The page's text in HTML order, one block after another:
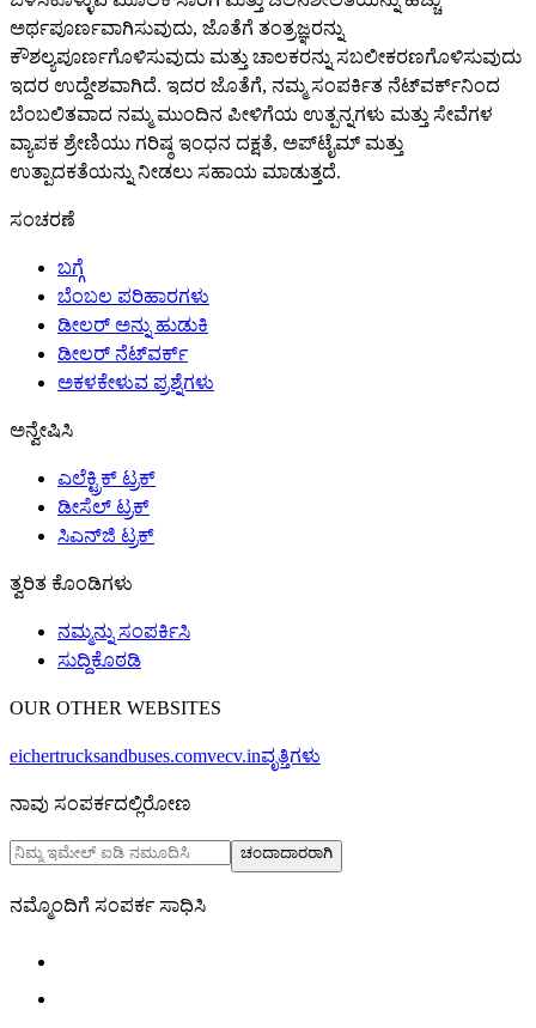
ಅರ್ಥಪೂರ್ಣವಾಗಿಸುವುದು, ಜೊತೆಗೆ ತಂತ್ರಜ್ಞರನ್ನು
ಕೌಶಲ್ಯಪೂರ್ಣಗೊಳಿಸುವುದು ಮತ್ತು ಚಾಲಕರನ್ನು ಸಬಲೀಕರಣಗೊಳಿಸುವುದು
ಇದರ ಉದ್ದೇಶವಾಗಿದೆ. ಇದರ ಜೊತೆಗೆ, ನಮ್ಮ ಸಂಪರ್ಕಿತ ನೆಟ್‌ವರ್ಕ್‌ನಿಂದ
ಬೆಂಬಲಿತವಾದ ನಮ್ಮ ಮುಂದಿನ ಪೀಳಿಗೆಯ ಉತ್ಪನ್ನಗಳು ಮತ್ತು ಸೇವೆಗಳ
ವ್ಯಾಪಕ ಶ್ರೇಣಿಯು ಗರಿಷ್ಠ ಇಂಧನ ದಕ್ಷತೆ, ಅಪ್‌ಟೈಮ್ ಮತ್ತು
ಉತ್ಪಾದಕತೆಯನ್ನು ನೀಡಲು ಸಹಾಯ ಮಾಡುತ್ತದೆ.
ಸಂಚರಣೆ
ಬಗ್ಗೆ
ಬೆಂಬಲ ಪರಿಹಾರಗಳು
ಡೀಲರ್ ಅನ್ನು ಹುಡುಕಿ
ಡೀಲರ್ ನೆಟ್‌ವರ್ಕ್
ಅಕಳಕೇಳುವ ಪ್ರಶ್ನೆಗಳು
ಅನ್ವೇಷಿಸಿ
ಎಲೆಕ್ಟ್ರಿಕ್ ಟ್ರಕ್
ಡೀಸೆಲ್ ಟ್ರಕ್
ಸಿಎನ್‌ಜಿ ಟ್ರಕ್
ತ್ವರಿತ ಕೊಂಡಿಗಳು
ನಮ್ಮನ್ನು ಸಂಪರ್ಕಿಸಿ
ಸುದ್ದಿಕೊಠಡಿ
OUR OTHER WEBSITES
eichertrucksandbuses.comvecv.inವೃತ್ತಿಗಳು
ನಾವು ಸಂಪರ್ಕದಲ್ಲಿರೋಣ
ಚಂದಾದಾರರಾಗಿ
ನಮ್ಮೊಂದಿಗೆ ಸಂಪರ್ಕ ಸಾಧಿಸಿ